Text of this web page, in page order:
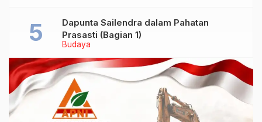
Budaya
Dapunta Sailendra dalam Pahatan
Prasasti (Bagian 1)